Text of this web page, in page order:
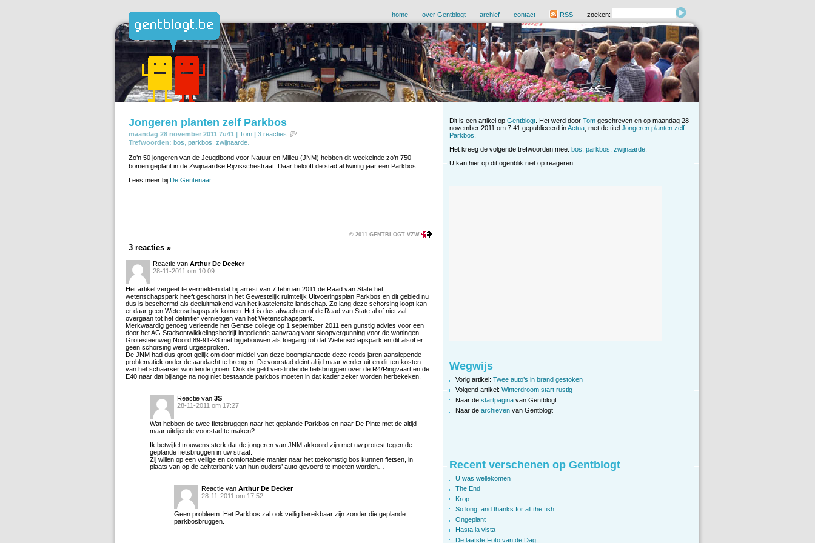
home over Gentblogt archief contact RSS zoeken:
Jongeren planten zelf Parkbos
maandag 28 november 2011 7u41 | Tom | 3 reacties
Trefwoorden: bos parkbos zwijnaarde
Zo’n 50 jongeren van de Jeugdbond voor Natuur en Milieu (JNM) hebben dit weekeinde zo’n 750
bomen geplant in de Zwijnaardse Rijvisschestraat. Daar belooft de stad al twintig jaar een Parkbos.
Lees meer bij De Gentenaar.
© 2011 GENTBLOGT VZW
3 reacties »
Reactie van Arthur De Decker
28-11-2011 om 10:09
Het artikel vergeet te vermelden dat bij arrest van 7 februari 2011 de Raad van State het
wetenschapspark heeft geschorst in het Gewestelijk ruimtelijk Uitvoeringsplan Parkbos en dit gebied nu
dus is beschermd als deeluitmakend van het kastelensite landschap. Zo lang deze schorsing loopt kan
er daar geen Wetenschapspark komen. Het is dus afwachten of de Raad van State al of niet zal
overgaan tot het definitief vernietigen van het Wetenschapspark.
Merkwaardig genoeg verleende het Gentse college op 1 september 2011 een gunstig advies voor een
door het AG Stadsontwikkelingsbedrijf ingediende aanvraag voor sloopvergunning voor de woningen
Grotesteenweg Noord 89-91-93 met bijgebouwen als toegang tot dat Wetenschapspark en dit alsof er
geen schorsing werd uitgesproken.
De JNM had dus groot gelijk om door middel van deze boomplantactie deze reeds jaren aanslepende
problematiek onder de aandacht te brengen. De voorstad deint altijd maar verder uit en dit ten kosten
van het schaarser wordende groen. Ook de geld verslindende fietsbruggen over de R4/Ringvaart en de
E40 naar dat bijlange na nog niet bestaande parkbos moeten in dat kader zeker worden herbekeken.
Reactie van 3S
28-11-2011 om 17:27
Wat hebben de twee fietsbruggen naar het geplande Parkbos en naar De Pinte met de altijd
maar uitdijende voorstad te maken?
Ik betwijfel trouwens sterk dat de jongeren van JNM akkoord zijn met uw protest tegen de
geplande fietsbruggen in uw straat.
Zij willen op een veilige en comfortabele manier naar het toekomstig bos kunnen fietsen, in
plaats van op de achterbank van hun ouders’ auto gevoerd te moeten worden…
Reactie van Arthur De Decker
28-11-2011 om 17:52
Geen probleem. Het Parkbos zal ook veilig bereikbaar zijn zonder die geplande
parkbosbruggen.
Dit is een artikel op Gentblogt . Het werd door Tom geschreven en op maandag 28
november 2011 om 7:41 gepubliceerd inActua , met de titel Jongeren planten zelf
Parkbos
Het kreeg de volgende trefwoorden mee: bos parkbos zwijnaarde
U kan hier op dit ogenblik niet op reageren.
Wegwijs
Vorig artikel: Twee auto’s in brand gestoken
Volgend artikel: Winterdroom start rustig
Naar de startpagina van Gentblogt
Naar de archieven van Gentblogt
Recent verschenen op Gentblogt
U was wellekomen
The End
Krop
So long, and thanks for all the fish
Ongeplant
Hasta la vista
De laatste Foto van de Dag….